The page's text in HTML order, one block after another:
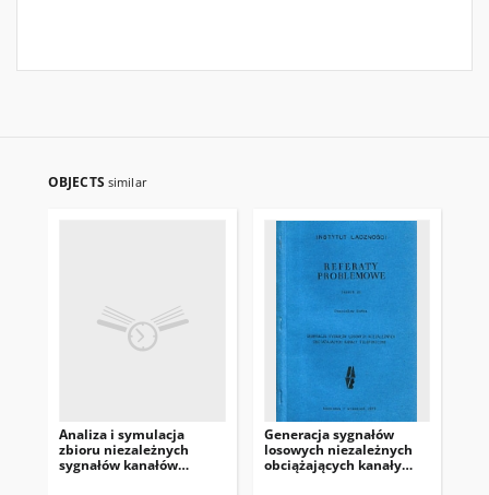
OBJECTS similar
Analiza i symulacja
zbioru niezależnych
sygnałów kanałów
Generacja sygnałów
losowych niezależnych
obciążających kanały